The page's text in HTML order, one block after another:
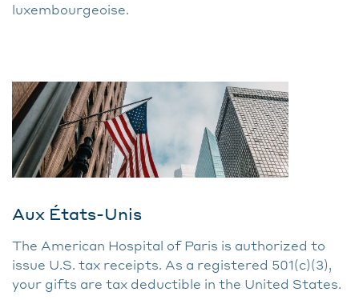
luxembourgeoise.
Aux États-Unis
The American Hospital of Paris is authorized to
issue U.S. tax receipts. As a registered 501(c)(3),
your gifts are tax deductible in the United States.